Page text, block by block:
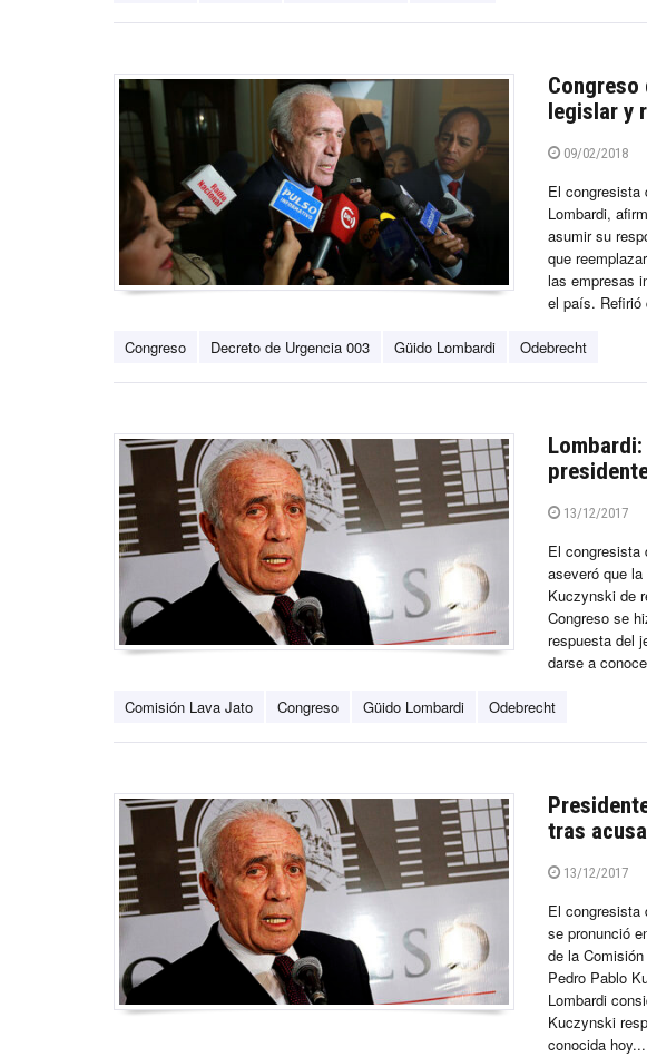
legislar y
09/02/2018
El congresista
Lombardi,
asumir su
que
las empresas
el país. Refirió
Congreso Decreto de Urgencia 003 Güido Lombardi Odebrecht
13/12/2017
El congresista
aseveró que
Kuczynski de
Congreso se
respuesta del
darse a
Comisión Lava Jato Congreso Güido Lombardi Odebrecht
tras
13/12/2017
El congresista
se pronunció
de la
Pedro Pablo
Lombardi
Kuczynski
conocida hoy...